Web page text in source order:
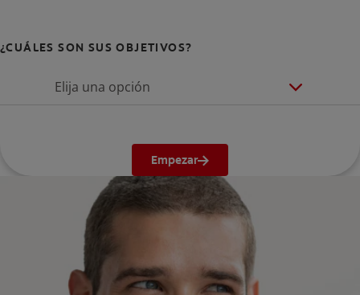
¿CUÁLES SON SUS OBJETIVOS?
Elija una opción
Empezar